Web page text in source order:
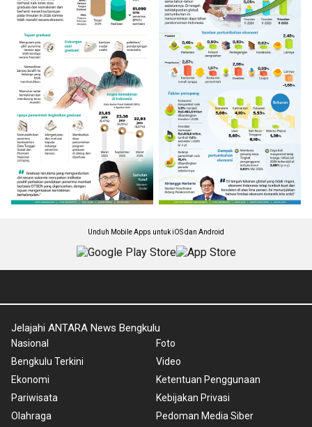
Unduh Mobile Apps untuk iOS dan Android
Jelajahi ANTARA News Bengkulu
Nasional
Bengkulu Terkini
Ekonomi
Pariwisata
Olahraga
Foto
Video
Ketentuan Penggunaan
Kebijakan Privasi
Pedoman Media Siber